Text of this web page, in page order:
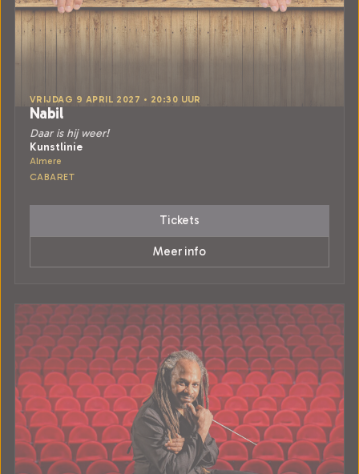
VRIJDAG 9 APRIL 2027 • 20:30 UUR
Nabil
Daar is hij weer!
Kunstlinie
Almere
CABARET
Tickets
Meer info